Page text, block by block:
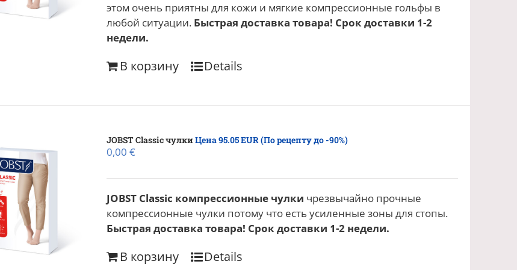
этом очень приятны для кожи и мягкие компрессионные гольфы в
любой ситуации. Быстрая доставка товара! Срок доставки 1-2
недели.
В корзину Details
JOBST Classic чулкиЦена 95.05 EUR (По рецепту до -90%)
0,00€
JOBST Classic компрессионные чулки чрезвычайно прочные
компрессионные чулки потому что есть усиленные зоны для стопы.
Быстрая доставка товара! Срок доставки 1-2 недели.
В корзину Details